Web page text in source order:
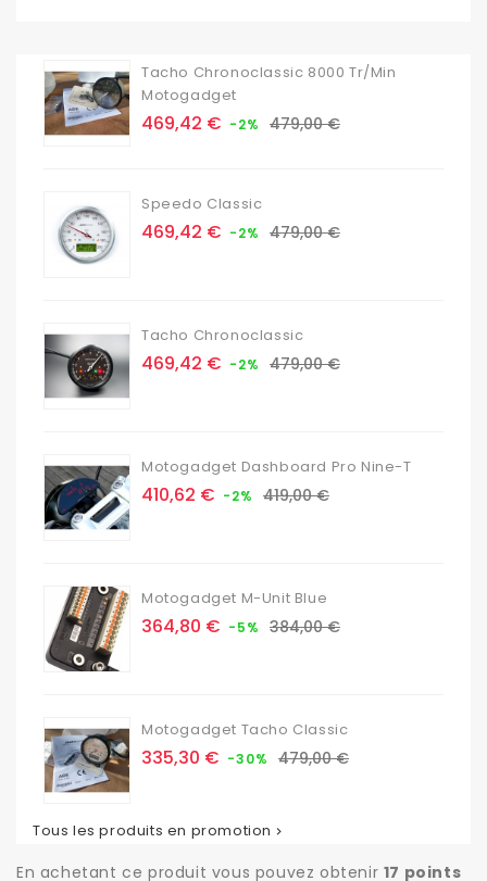
Tacho Chronoclassic 8000 Tr/min
Motogadget
Prix
469,42 € -2% Prix
479,00 €
Speedo Classic
Prix
469,42 € -2% Prix
479,00 €
Tacho Chronoclassic
Prix
469,42 € -2% Prix
479,00 €
Motogadget Dashboard Pro Nine-T
Prix
410,62 € -2% Prix
419,00 €
Motogadget M-Unit Blue
Prix
364,80 € -5% Prix
384,00 €
Motogadget Tacho Classic
Prix
335,30 € -30% Prix
479,00 €
Tous les produits en promotion 
En achetant ce produit vous pouvez obtenir 17 points